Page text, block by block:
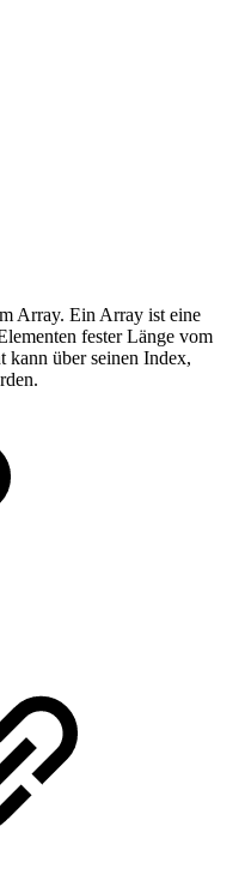
Array. Ein Array ist eine
fester Länge vom
kann über seinen Index,